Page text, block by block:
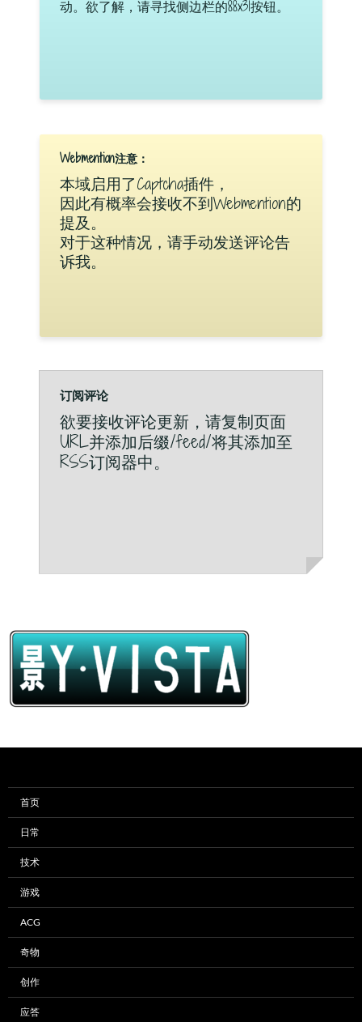
动。欲了解，请寻找侧边栏的88x31按钮。
Webmention注意：
本域启用了Captcha插件，
因此有概率会接收不到Webmention的
提及。
对于这种情况，请手动发送评论告
诉我。
订阅评论
欲要接收评论更新，请复制页面
URL并添加后缀/feed/将其添加至
RSS订阅器中。
首页
日常
技术
游戏
ACG
奇物
创作
应答